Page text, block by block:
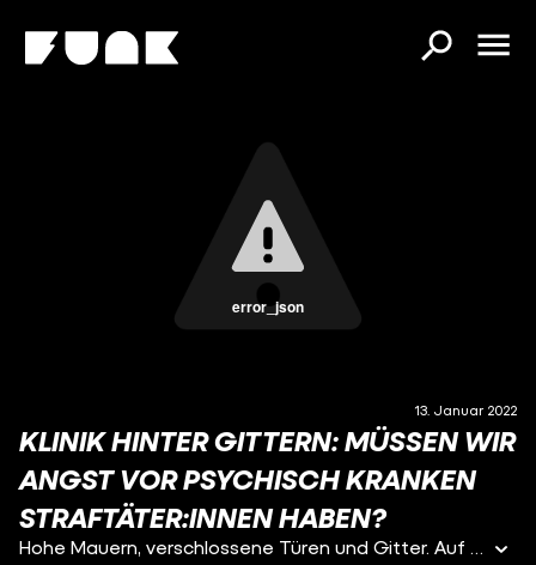
error_json
13. Januar 2022
KLINIK HINTER GITTERN: MÜSSEN WIR
ANGST VOR PSYCHISCH KRANKEN
STRAFTÄTER:INNEN HABEN?
Hohe Mauern, verschlossene Türen und Gitter. Auf den ersten Blick unterscheidet sich die forensische Psychiatrie, in der Chefarzt David Strahl arbeitet, kaum von einem Gefängnis. Es gibt aber wichtige Unterschiede: Es ist eine Klinik, kein Gefängnis. Die Eingesperrten sind Patienten, keine Insassen und hier geht es in erster Linie um Heilung, nicht um Bestrafung. Trotzdem sind hier Straftäter untergebracht. Straftäter, die teilweise schwere Verbrechen wie Mord oder Sexualdelikte begangen haben, aber sie sind eben auch psychisch krank. In der Forensik behandelt Dr. Strahl Patienten, um die Gesellschaft vor weiteren Taten zu schützen. Aber wie kann sich Herr Strahl sicher sein, wann jemand keine Gefahr mehr für uns alle darstellt? Wann kann jemand wieder nach draußen entlassen werden und wer muss vielleicht sein Leben lang hinter diesen Mauern bleiben? Wenn ihr Feedback zum Podcast habt oder selbst eure Geschichte erzählen wollt, dann meldet euch gerne per Sprachnachricht unter der 0174 2745065 oder über Instagram.